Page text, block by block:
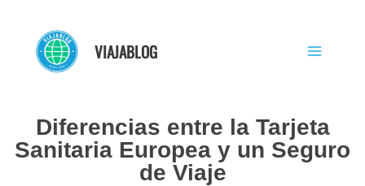
contenido
VIAJABLOG
Diferencias entre la Tarjeta
Sanitaria Europea y un Seguro
de Viaje